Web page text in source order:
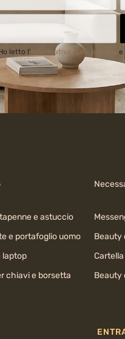
letto l' Informativa sulla privacy e
e astuccio
e portafoglio uomo Beauty
laptop
chiavi e borsetta
Beauty